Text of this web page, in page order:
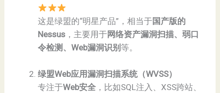
这是绿盟的“明星产品”，相当于国产版的
Nessus ，主要用于网络资产漏洞扫描、弱口
令检测、Web漏洞识别等。
绿盟Web应用漏洞扫描系统（WVSS）
专注于Web安全 ，比如SQL注入、XSS跨站、